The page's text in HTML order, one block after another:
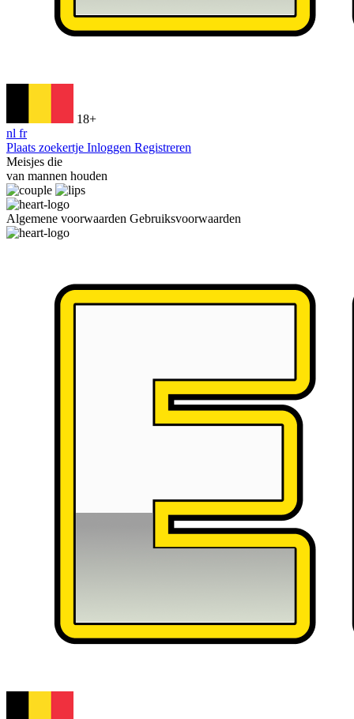
18+
nl fr
Plaats zoekertje Inloggen Registreren
Meisjes die
van mannen houden
Algemene voorwaarden Gebruiksvoorwaarden